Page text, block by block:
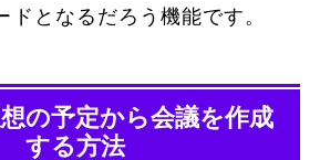
ドとなるだろう機能です。
の予定から会議を作成
する方法